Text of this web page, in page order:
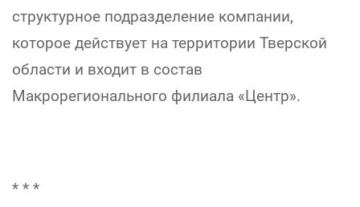
структурное подразделение компании,
которое действует на территории Тверской
области и входит в состав
Макрорегионального филиала «Центр».
* * *